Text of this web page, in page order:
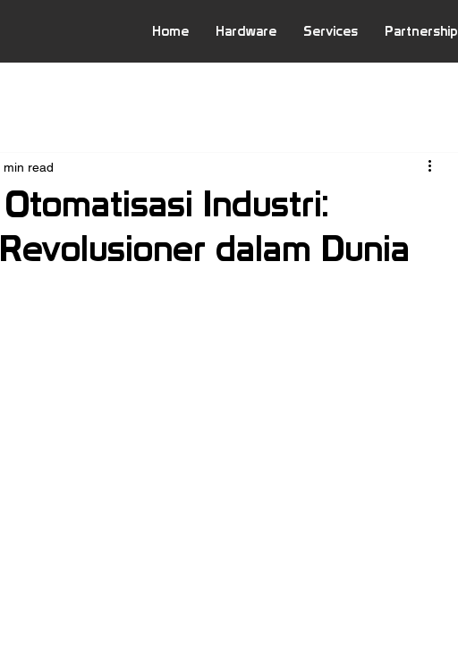
Home Hardware Services Partnership
Industri:
dalam Dunia
min read